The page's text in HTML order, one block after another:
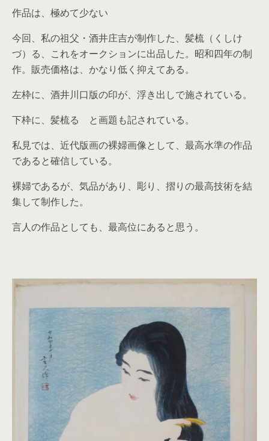
作品は、極めて少ない
今回、私の祖父・酒井庄吉が制作した、髪梳（くしけ
づ）る、これをオークションに出品した。昭和四年の制
作。販売価格は、かなり低く抑えてある。
左枠に、酒井川口版の印が、浮き出しで施されている。
下枠に、髪梳る と画題も記されている。
私見では、近代版画の裸婦画像として、最高水準の作品
であると確信している。
裸婦であるが、気品があり、彫り、摺りの最高技術を結
集して制作した。
言人の作品としても、最高位にあると思う。